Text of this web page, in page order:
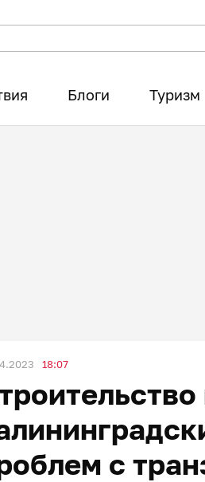
Блоги Туризм
18:07
с